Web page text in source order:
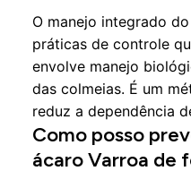
O manejo integrado
práticas de controle
envolve manejo
das colmeias. É um
reduz a dependência
Como posso
ácaro Varroa de